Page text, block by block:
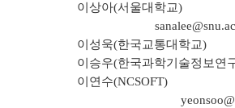
이상아(서울대학교)
이성욱(한국교통대학교)
이승우(한국과학기술정보연
이연수(NCSOFT)